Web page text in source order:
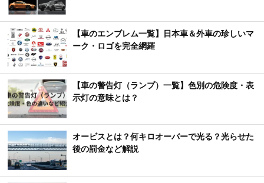
【車のエンブレム一覧】日本車＆外車の珍しいマ
ーク・ロゴを完全網羅
【車の警告灯（ランプ）一覧】色別の危険度・表
示灯の意味とは？
オービスとは？何キロオーバーで光る？光らせた
後の罰金など解説